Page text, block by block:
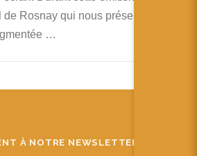
Rosnay qui nous présente une
…
À NOTRE NEWSLETTER